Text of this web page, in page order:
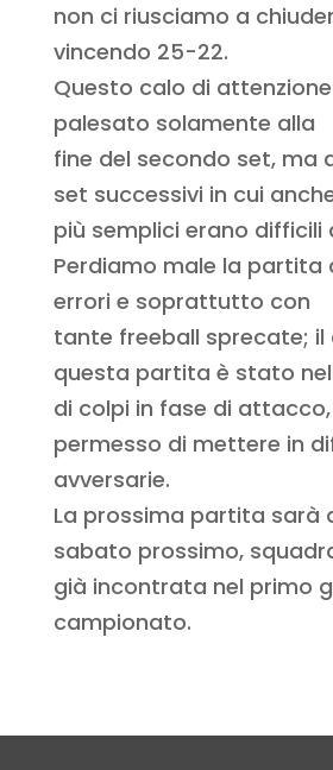
non ci riusciamo a
vincendo 25-22.
Questo calo di
palesato solamente alla
fine del secondo set, ma
set successivi in cui
più semplici erano difficili
Perdiamo male la partita
errori e soprattutto con
tante freeball sprecate; il
questa partita è stato
di colpi in fase di
permesso di mettere in
avversarie.
La prossima partita sarà
sabato prossimo,
già incontrata nel primo
campionato.